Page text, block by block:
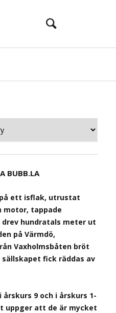
BUBB.LA
ett isflak, utrustat
motor, tappade
hundratals meter ut
på Värmdö,
Vaxholmsbåten bröt
fick räddas av
årskurs 9 och i årskurs 1-
uppger att de är mycket